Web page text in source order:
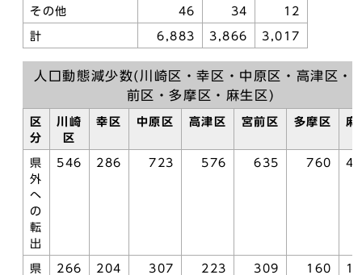
その他 46 34 12
計 6,883 3,866 3,017
人口動態減少数(川崎区・幸区・中原区・高津区・
前区・多摩区・麻生区)
区
分
川崎
区
幸区 中原区 高津区 宮前区 多摩区
麻
県
外
へ
の
転
出
546 286 723 576 635 760
県
266 204 307 223 309 160